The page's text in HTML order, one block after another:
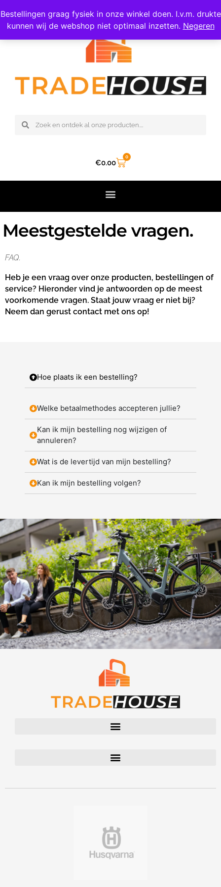
Bestellingen graag fysiek in onze winkel doen. I.v.m. drukte
kunnen wij de webshop niet optimaal inzetten. Negeren
€0.00
0
Meestgestelde vragen.
FAQ.
Heb je een vraag over onze producten, bestellingen of
service? Hieronder vind je antwoorden op de meest
voorkomende vragen. Staat jouw vraag er niet bij?
Neem dan gerust contact met ons op!
Hoe plaats ik een bestelling?
Welke betaalmethodes accepteren jullie?
Kan ik mijn bestelling nog wijzigen of
annuleren?
Wat is de levertijd van mijn bestelling?
Kan ik mijn bestelling volgen?